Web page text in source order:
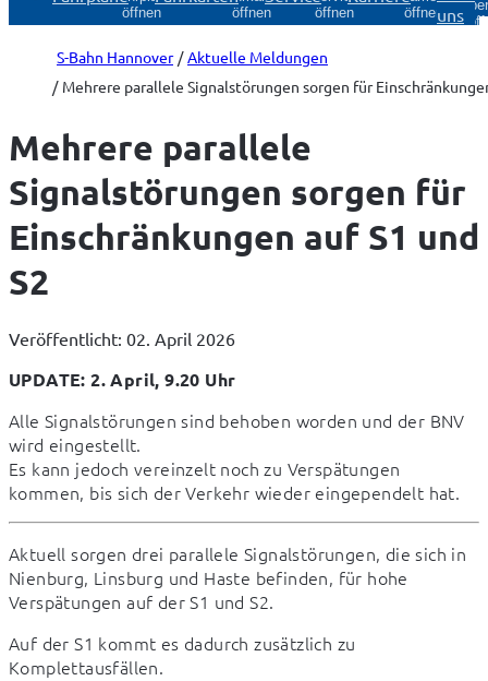
öffnen
öffnen
öffnen
öffnenuns
S-Bahn Hannover
Aktuelle Meldungen
Mehrere parallele Signalstörungen sorgen für
Mehrere parallele
Signalstörungen sorgen für
Einschränkungen auf S1 und
S2
Veröffentlicht: 02. April 2026
UPDATE: 2. April, 9.20 Uhr
Alle Signalstörungen sind behoben worden und der BNV
wird eingestellt.
Es kann jedoch vereinzelt noch zu Verspätungen
kommen, bis sich der Verkehr wieder eingependelt hat.
Aktuell sorgen drei parallele Signalstörungen, die sich in
Nienburg, Linsburg und Haste befinden, für hohe
Verspätungen auf der S1 und S2.
Auf der S1 kommt es dadurch zusätzlich zu
Komplettausfällen.